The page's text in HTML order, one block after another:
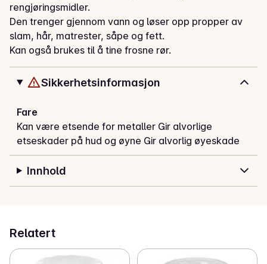
rengjøringsmidler.
Den trenger gjennom vann og løser opp propper av
slam, hår, matrester, såpe og fett.
Kan også brukes til å tine frosne rør.
Sikkerhetsinformasjon
Fare
Kan være etsende for metaller Gir alvorlige
etseskader på hud og øyne Gir alvorlig øyeskade
Innhold
Relatert